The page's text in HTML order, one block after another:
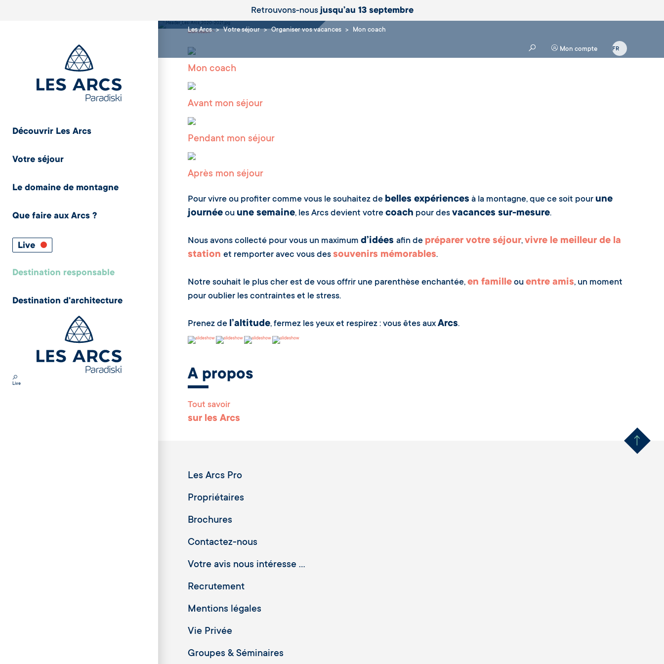
Retrouvons-nousjusqu’au 13 septembre
Découvrir Les Arcs
Votre séjour
Le domaine de montagne
Que faire aux Arcs ?
Live
Destination responsable
Destination d'architecture
Live
Les Arcs Votre séjour Organiser vos vacances Mon coach
Mon compte
Mon coach
Mon coach
Avant mon séjour
Pendant mon séjour
Après mon séjour
Pour vivre ou profiter comme vous le souhaitez de belles expériences à la montagne, que ce soit pour une
journée ou une semaine, les Arcs devient votre coach pour des vacances sur-mesure.
Nous avons collecté pour vous un maximum d’idées afin de préparer votre séjour, vivre le meilleur de la
station et remporter avec vous des souvenirs mémorables.
Notre souhait le plus cher est de vous offrir une parenthèse enchantée, en famille ou entre amis, un moment
pour oublier les contraintes et le stress.
Prenez de l’altitude, fermez les yeux et respirez : vous êtes auxArcs.
A propos
Tout savoir
sur les Arcs Remonter
Les Arcs Pro
Propriétaires
Brochures
Contactez-nous
Votre avis nous intéresse ...
Recrutement
Mentions légales
Vie Privée
Groupes & Séminaires